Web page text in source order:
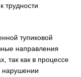
трудности
тупиковой
направления
так как в процессе
нарушении